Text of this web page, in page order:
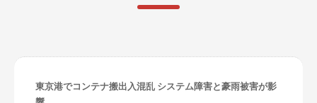
東京港でコンテナ搬出入混乱 システム障害と豪雨被害が影